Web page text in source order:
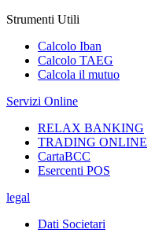
Strumenti Utili
Calcolo Iban
Calcolo TAEG
Calcola il mutuo
Servizi Online
RELAX BANKING
TRADING ONLINE
CartaBCC
Esercenti POS
legal
Dati Societari